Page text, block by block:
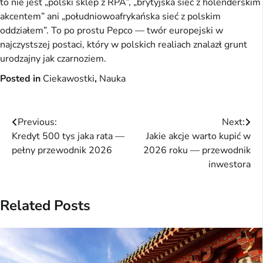
akcentem” ani „południowoafrykańska sieć z polskim
oddziałem”. To po prostu Pepco — twór europejski w
najczystszej postaci, który w polskich realiach znalazł grunt
urodzajny jak czarnoziem.
Posted in Ciekawostki, Nauka
Nawigacja
wpisu
Previous:
Kredyt 500 tys jaka rata —
pełny przewodnik 2026
Next:
Jakie akcje warto kupić w
2026 roku — przewodnik
inwestora
Related Posts